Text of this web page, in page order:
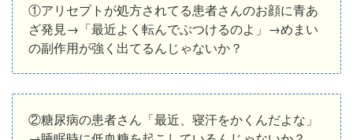
①アリセプトが処方されてる患者さんのお顔に青あ
ざ発見→「最近よく転んでぶつけるのよ」→めまい
の副作用が強く出てるんじゃないか？
②糖尿病の患者さん「最近、寝汗をかくんだよな」